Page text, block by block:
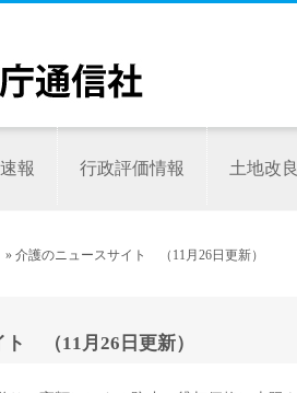
報 行政評価情報 土地改
» 介護のニュースサイト （11月26日更新）
（11月26日更新）